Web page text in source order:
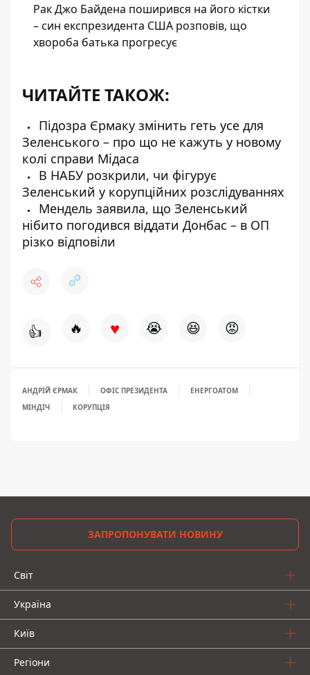
Рак Джо Байдена поширився на його кістки
– син експрезидента США розповів, що
хвороба батька прогресує
ЧИТАЙТЕ ТАКОЖ:
Підозра Єрмаку змінить геть усе для
Зеленського – про що не кажуть у новому
колі справи Мідаса
В НАБУ розкрили, чи фігурує
Зеленський у корупційних розслідуваннях
Мендель заявила, що Зеленський
нібито погодився віддати Донбас – в ОП
різко відповіли
👍 🔥 ♥ 😭 😆 😡
АНДРІЙ ЄРМАК ОФІС ПРЕЗИДЕНТА
ЕНЕРГОАТОМ
МІНДІЧ
КОРУПЦІЯ
ЗАПРОПОНУВАТИ НОВИНУ
Світ
Україна
Київ
Регіони